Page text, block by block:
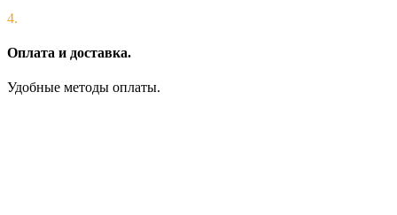
4.
Оплата и доставка.
Удобные методы оплаты.